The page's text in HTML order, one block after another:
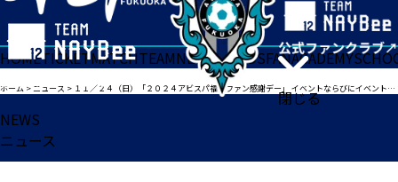
閉じる
HOMETICKETMATCHTEAMNEWSGOODSFANACADEMY
ホーム >ニュース > １１／２４（日）「２０２４アビスパ福岡ファン感謝デー」 イベントならびにイベント参加者募集のお知らせ
NEWS
ニュース